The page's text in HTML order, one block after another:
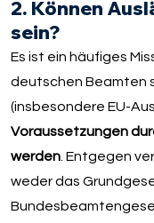
2. Können
sein?
Es ist ein häufiges
deutschen Beamten
(insbesondere EU-
Voraussetzungen
werden. Entgegen
weder das